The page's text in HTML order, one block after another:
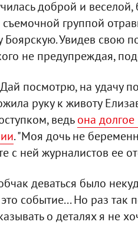
доброй и
группой
Увидев свою
не предупреждая,
посмотрю, на удачу
руку к животу
ведьона
. "Моя дочь не
с ней журналистов ее
деваться было
событие... Но раз так
о деталях я не